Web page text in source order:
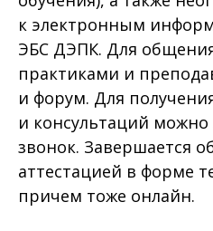
к электронным
ЭБС ДЭПК. Для
практиками и
и форум. Для
и консультаций
звонок. Завершается
аттестацией в форме
причем тоже онлайн.